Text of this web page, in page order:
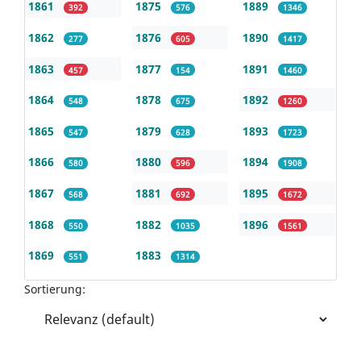
1861 392
1862 277
1863 457
1864 548
1865 547
1866 580
1867 568
1868 550
1869 551
1875 576
1876 605
1877 154
1878 675
1879 628
1880 596
1881 692
1882 1035
1883 1314
1889 1346
1890 1417
1891 1460
1892 1260
1893 1723
1894 1908
1895 1672
1896 1561
Sortierung: